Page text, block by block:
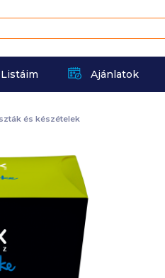
Listáim Ajánlatok
és készételek